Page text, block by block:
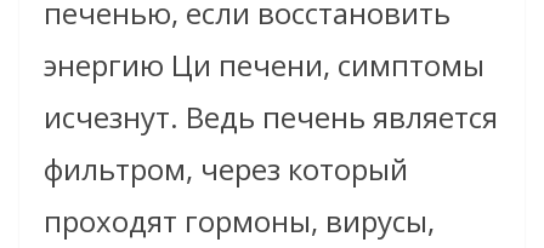
печенью, если восстановить
энергию Ци печени, симптомы
исчезнут. Ведь печень является
фильтром, через который
проходят гормоны, вирусы,